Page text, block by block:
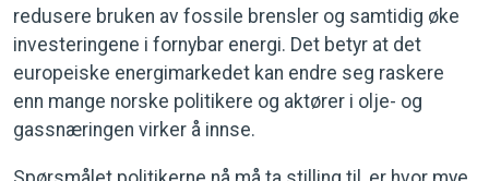
redusere bruken av fossile brensler og samtidig øke
investeringene i fornybar energi. Det betyr at det
europeiske energimarkedet kan endre seg raskere
enn mange norske politikere og aktører i olje- og
gassnæringen virker å innse.